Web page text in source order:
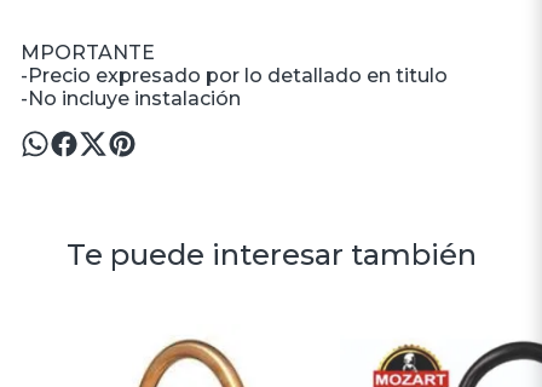
MPORTANTE
-Precio expresado por lo detallado en titulo
-No incluye instalación
Te puede interesar también